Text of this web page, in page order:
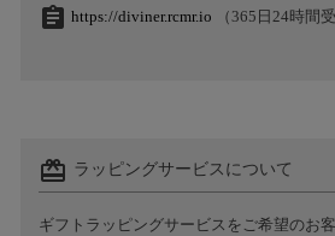
assignment https://diviner.rcmr.io （365日24時間受
card_giftcard ラッピングサービスについて
ギフトラッピングサービスをご希望のお